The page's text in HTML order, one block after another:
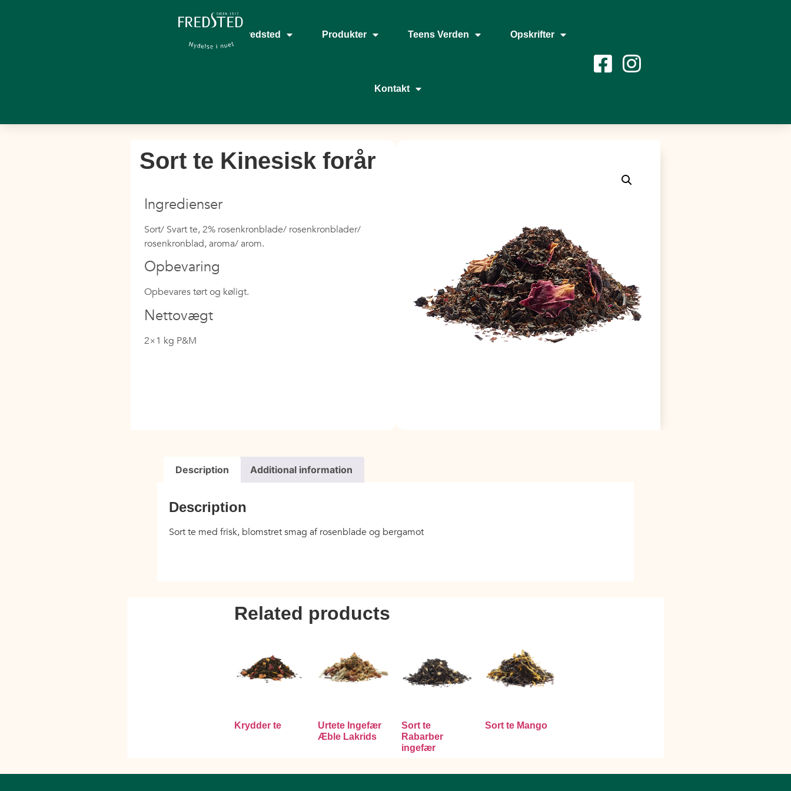
Om Fredsted Produkter Teens Verden Opskrifter
Kontakt
Sort te Kinesisk forår
Ingredienser
Sort/ Svart te, 2% rosenkronblade/ rosenkronblader/
rosenkronblad, aroma/ arom.
Opbevaring
Opbevares tørt og køligt.
Nettovægt
2×1 kg P&M
Description Additional information
Description
Sort te med frisk, blomstret smag af rosenblade og bergamot
Related products
Krydder te
Urtete Ingefær
Æble Lakrids
Sort te
Rabarber
ingefær
Sort te Mango